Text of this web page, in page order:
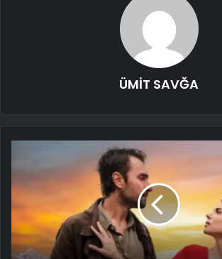
ÜMİT SAVĞA